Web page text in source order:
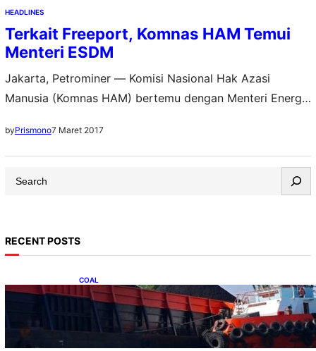
HEADLINES
Terkait Freeport, Komnas HAM Temui
Menteri ESDM
Jakarta, Petrominer — Komisi Nasional Hak Azasi
Manusia (Komnas HAM) bertemu dengan Menteri Energi
membicarakan masalah PT Freeport Indonesia
(PTFI). Komnas HAM minta agar masyarakat Papua
dilibatkan dalam keputusan perpanjangan kontrak PTFI,
karena mereka memiliki hak kepemilikan sumber daya
berlangsung di Kementerian…
byPrismono7 Maret 2017
c
RECENT POSTS
COAL
Lelang Batubara Sitaan, Negara Dapat Lebih
dari Rp 20 Miliar